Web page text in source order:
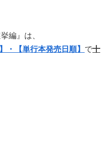
編』は、
・【単行本発売日順】 で十